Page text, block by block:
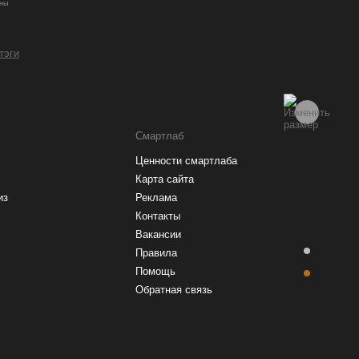
Смартлаб
Ценности смартлаба
Карта сайта
Реклама
Контакты
Вакансии
Правила
Помощь
Обратная связь